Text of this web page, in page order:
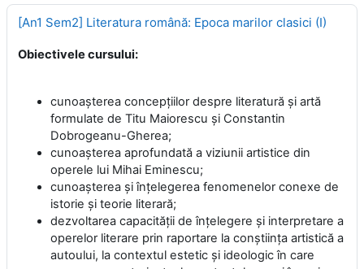
[An1 Sem2] Literatura română: Epoca marilor clasici (I)
Obiectivele cursului:
cunoaşterea concepţiilor despre literatură şi artă
formulate de Titu Maiorescu şi Constantin
Dobrogeanu-Gherea;
cunoaşterea aprofundată a viziunii artistice din
operele lui Mihai Eminescu;
cunoaşterea şi înţelegerea fenomenelor conexe de
istorie şi teorie literară;
dezvoltarea capacităţii de înţelegere şi interpretare a
operelor literare prin raportare la conştiinţa artistică a
autoului, la contextul estetic şi ideologic în care